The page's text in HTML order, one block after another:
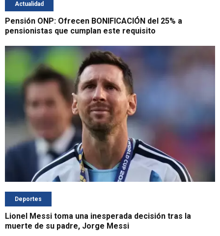
Actualidad
Pensión ONP: Ofrecen BONIFICACIÓN del 25% a
pensionistas que cumplan este requisito
Deportes
Lionel Messi toma una inesperada decisión tras la
muerte de su padre, Jorge Messi